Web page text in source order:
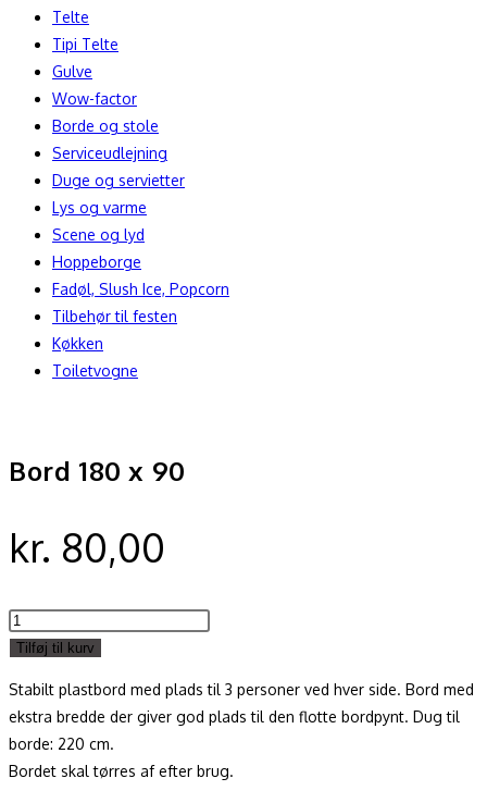
Telte
Tipi Telte
Gulve
Wow-factor
Borde og stole
Serviceudlejning
Duge og servietter
Lys og varme
Scene og lyd
Hoppeborge
Fadøl, Slush Ice, Popcorn
Tilbehør til festen
Køkken
Toiletvogne
Bord 180 x 90
kr. 80,00
Bord
180
90
antal
Tilføj til kurv
Stabilt plastbord med plads til 3 personer ved hver side. Bord med
ekstra bredde der giver god plads til den flotte bordpynt. Dug til
borde: 220 cm.
Bordet skal tørres af efter brug.